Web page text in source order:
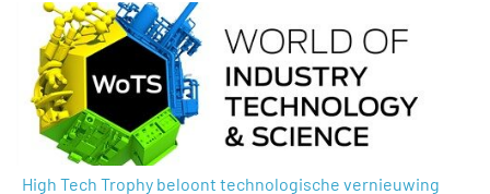
High Tech Trophy beloont technologische vernieuwing